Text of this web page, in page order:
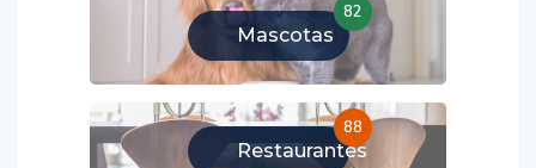
Mascotas
82
Restaurantes
88